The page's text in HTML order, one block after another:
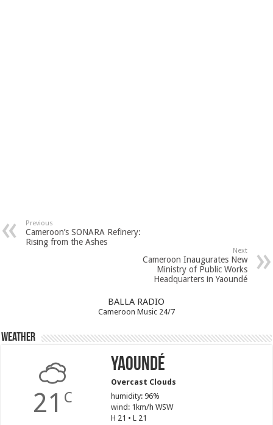
Previous
Cameroon’s SONARA Refinery:
Rising from the Ashes
Next
Cameroon Inaugurates New
Ministry of Public Works
Headquarters in Yaoundé
BALLA RADIO
Cameroon Music 24/7
Weather
21 C
Yaoundé
Overcast Clouds
humidity: 96%
wind: 1km/h WSW
H 21 • L 21